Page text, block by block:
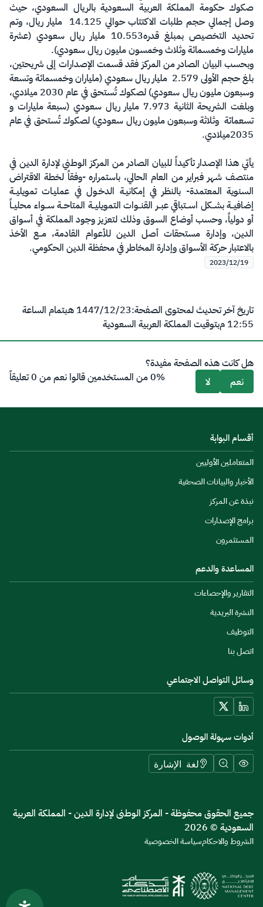
صكوك حكومة المملكة العربية السعودية بالريال السعودي، حيث
وصل إجمالي حجم طلبات الاكتتاب حوالي 14.125 مليار ريال، وتم
تحديد التخصيص بمبلغ قدره10.553 مليار ريال سعودي (عشرة
مليارات وخمسمائة وثلاث وخمسون مليون ريال سعودي).
وبحسب البيان الصادر من المركز فقد قسمت الإصدارات إلى شريحتين،
بلغ حجم الأولى 2.579 مليار ريال سعودي (ملياران وخمسمائة وتسعة
وسبعون مليون ريال سعودي) لصكوك تُستحق في عام 2030 ميلادي،
وبلغت الشريحة الثانية 7.973 مليار ريال سعودي (سبعة مليارات و
تسعمائة وثلاثة وسبعون مليون ريال سعودي) لصكوك تُستحق في عام
2035ميلادي.
يأتي هذا الإصدار تأكيداً للبيان الصادر من المركز الوطني لإدارة الدين في
منتصف شهر فبراير من العام الحالي، باستمراره -وفقاً لخطة الاقتراض
السنوية المعتمدة- بالنظر في إمكانيـة الدخـول في عمليـات تمويليــة
إضافيــة بشــكل اســتباقي عبــر القنــوات التمويليــة المتاحــة ســواء محليــاً
أو دولياً، وحسب أوضاع السوق وذلك لتعزيز وجود المملكة في أسواق
الدين، وإدارة مستحقات أصل الدين للأعوام القادمة، مــع الأخذ
بالاعتبار حركة الأسواق وإدارة المخاطر في محفظة الدين الحكومي.
2023/12/19
تاريخ آخر تحديث لمحتوى الصفحة:23‏/12‏/1447 هـ
بتمام الساعة
12:55 م
بتوقيت المملكة العربية السعودية
هل كانت هذه الصفحة مفيدة؟
نعم
لا 0% من المستخدمين قالوا نعم من 0 تعليقاً
أقسام البوابة
المتعاملين الأوليين
الأخبار والبيانات الصحفية
نبذة عن المركز
برامج الإصدارات
المستثمرون
المساعدة والدعم
التقارير والإحصاءات
النشرة البريدية
التوظيف
اتصل بنا
وسائل التواصل الاجتماعي
أدوات سهولة الوصول
لغة الإشارة
جميع الحقوق محفوظة - المركز الوطنى لإدارة الدين - المملكة العربية
السعودية © 2026
الشروط والاحكامسياسة الخصوصية